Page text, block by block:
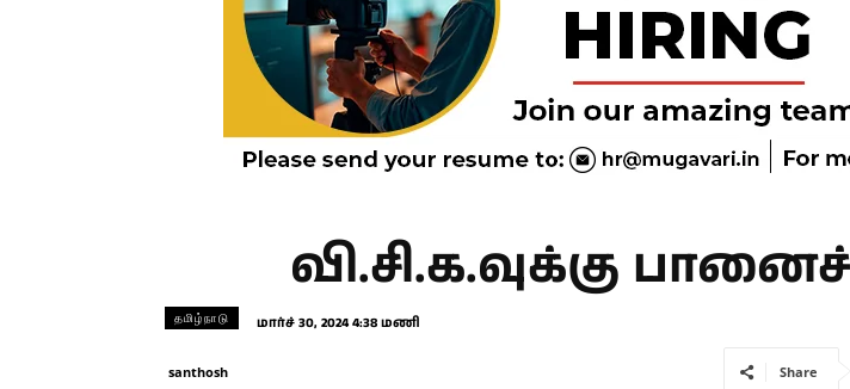
வி.சி.க.வுக்கு
தமிழ்நாடு மார்ச் 30, 2024 4:38 மணி
santhosh Share